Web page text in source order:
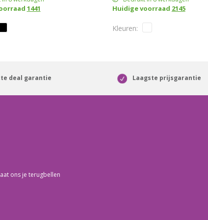
handvat
1441 Huidige voorraad 2145
deal garantie Laagste prijsgarantie
ons je terugbellen